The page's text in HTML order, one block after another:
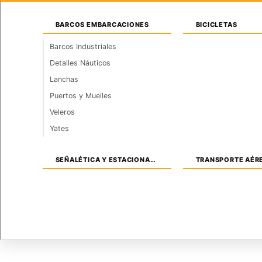
contenido
INICIO INSTALACIONES
BARCOS EMBARCACIONES
Barcos Industriales
Detalles Náuticos
Lanchas
Puertos y Muelles
Veleros
Yates
BICICLETAS
SEÑALÉTICA Y ESTACIONAMIENTOS TRANSPORTE
Transporte y
Inicio